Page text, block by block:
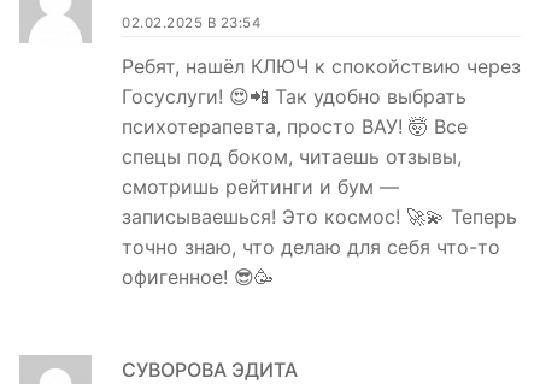
02.02.2025 В 23:54
Ребят, нашёл КЛЮЧ к спокойствию через
Госуслуги! 😍📲 Так удобно выбрать
психотерапевта, просто ВАУ! 🤯 Все
спецы под боком, читаешь отзывы,
смотришь рейтинги и бум —
записываешься! Это космос! 🚀💫 Теперь
точно знаю, что делаю для себя что-то
офигенное! 😎🥳
СУВОРОВА ЭДИТА